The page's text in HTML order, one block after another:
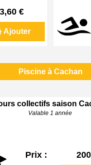
3,60 €
Ajouter
Piscine à Cachan
collectifs saison
Valable 1 année
Prix :